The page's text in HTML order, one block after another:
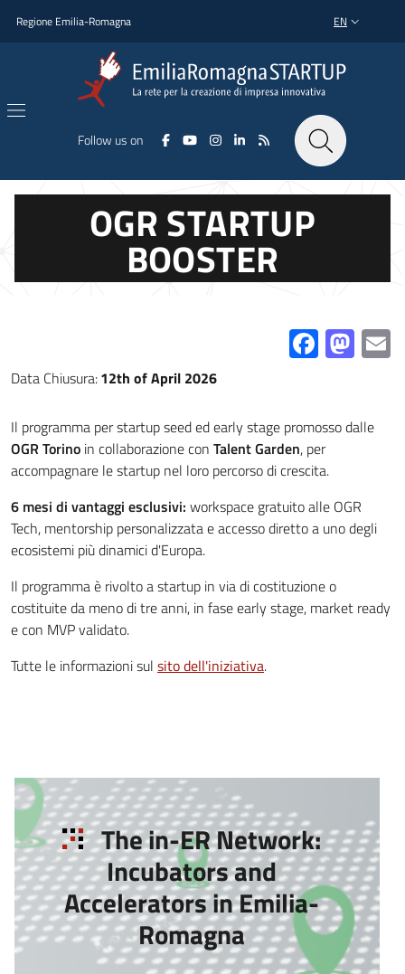
Regione Emilia-Romagna LANGUAGE
EN
Follow us on
OGR STARTUP
BOOSTER
Data Chiusura:12th of April 2026
Il programma per startup seed ed early stage promosso dalle
OGR Torino in collaborazione con Talent Garden, per
accompagnare le startup nel loro percorso di crescita.
6 mesi di vantaggi esclusivi: workspace gratuito alle OGR
Tech, mentorship personalizzata e accesso diretto a uno degli
ecosistemi più dinamici d'Europa.
Il programma è rivolto a startup in via di costituzione o
costituite da meno di tre anni, in fase early stage, market ready
e con MVP validato.
Tutte le informazioni sul sito dell'iniziativa.
The in-ER Network:
Incubators and
Accelerators in Emilia-
Romagna